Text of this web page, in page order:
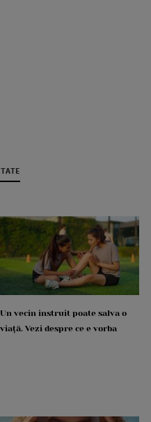
Un vecin instruit poate salva o
viață. Vezi despre ce e vorba